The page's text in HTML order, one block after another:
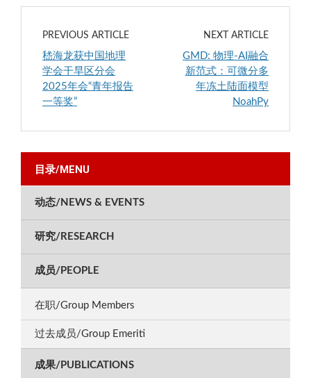
PREVIOUS ARTICLE
嵇海龙获中国地理
学会干旱区分会
2025年会“青年报告
一等奖”
NEXT ARTICLE
GMD: 物理-AI融合
新范式：可微分多
年冻土陆面模型
NoahPy
目录/MENU
动态/NEWS & EVENTS
研究/RESEARCH
成员/PEOPLE
在职/Group Members
过去成员/Group Emeriti
成果/PUBLICATIONS